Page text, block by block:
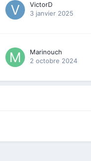
VictorD
3 janvier 2025
Marinouch
2 octobre 2024